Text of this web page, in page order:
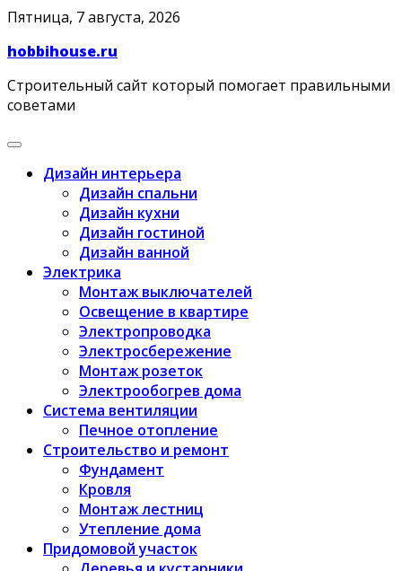
Skip
content
Пятница, 7 августа, 2026
hobbihouse.ru
Строительный сайт который помогает правильными
советами
Дизайн интерьера
Дизайн спальни
Дизайн кухни
Дизайн гостиной
Дизайн ванной
Электрика
Монтаж выключателей
Освещение в квартире
Электропроводка
Электросбережение
Монтаж розеток
Электрообогрев дома
Система вентиляции
Печное отопление
Строительство и ремонт
Фундамент
Кровля
Монтаж лестниц
Утепление дома
Придомовой участок